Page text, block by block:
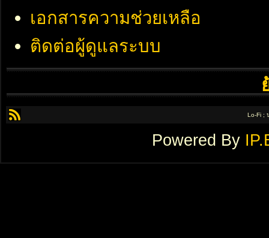
เอกสารความช่วยเหลือ
ติดต่อผู้ดูแลระบบ
Lo-Fi ;
Powered By